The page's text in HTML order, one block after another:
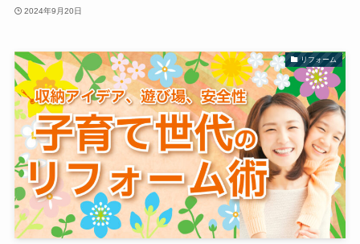
2024年9月20日
リフォーム